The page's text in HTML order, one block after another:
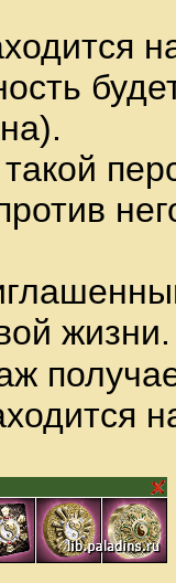
жизни.